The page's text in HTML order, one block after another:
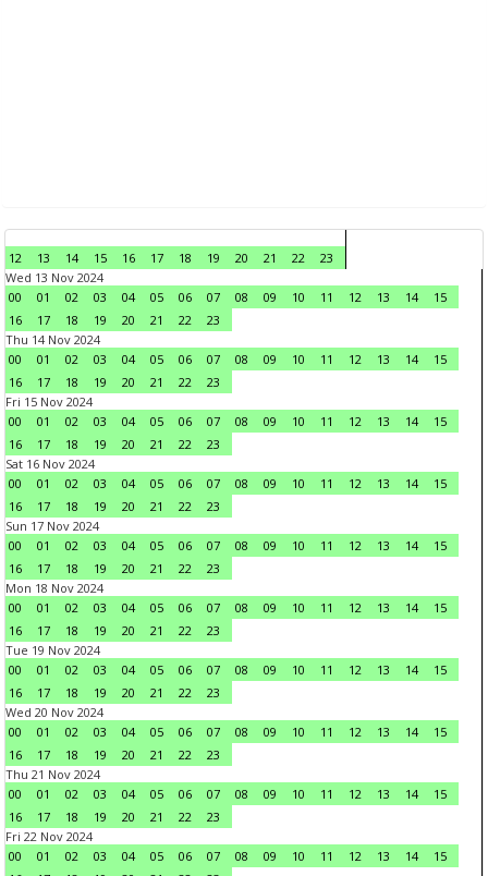
12 13 14 15 16 17 18 19 20 21 22
23
Wed 13 Nov 2024
00
01 02 03 04 05 06 07 08 09 10 11 12 13 14
15
16
17 18 19 20 21 22
23
Thu 14 Nov 2024
00
01 02 03 04 05 06 07 08 09 10 11 12 13 14
15
16
17 18 19 20 21 22
23
Fri 15 Nov 2024
00
01 02 03 04 05 06 07 08 09 10 11 12 13 14
15
16
17 18 19 20 21 22
23
Sat 16 Nov 2024
00
01 02 03 04 05 06 07 08 09 10 11 12 13 14
15
16
17 18 19 20 21 22
23
Sun 17 Nov 2024
00
01 02 03 04 05 06 07 08 09 10 11 12 13 14
15
16
17 18 19 20 21 22
23
Mon 18 Nov 2024
00
01 02 03 04 05 06 07 08 09 10 11 12 13 14
15
16
17 18 19 20 21 22
23
Tue 19 Nov 2024
00
01 02 03 04 05 06 07 08 09 10 11 12 13 14
15
16
17 18 19 20 21 22
23
Wed 20 Nov 2024
00
01 02 03 04 05 06 07 08 09 10 11 12 13 14
15
16
17 18 19 20 21 22
23
Thu 21 Nov 2024
00
01 02 03 04 05 06 07 08 09 10 11 12 13 14
15
16
17 18 19 20 21 22
23
Fri 22 Nov 2024
00
01 02 03 04 05 06 07 08 09 10 11 12 13 14
15